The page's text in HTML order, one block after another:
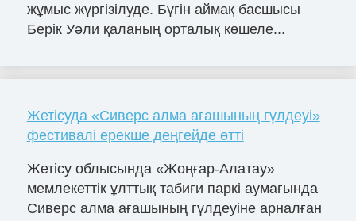
жұмыс жүргізілуде. Бүгін аймақ басшысы
Берік Уәли қаланың орталық көшеле...
Жетісуда «Сиверс алма ағашының гүлдеуі»
фестивалі ерекше деңгейде өтті
Жетісу облысында «Жоңғар-Алатау»
мемлекеттік ұлттық табиғи паркі аумағында
Сиверс алма ағашының гүлдеуіне арналған